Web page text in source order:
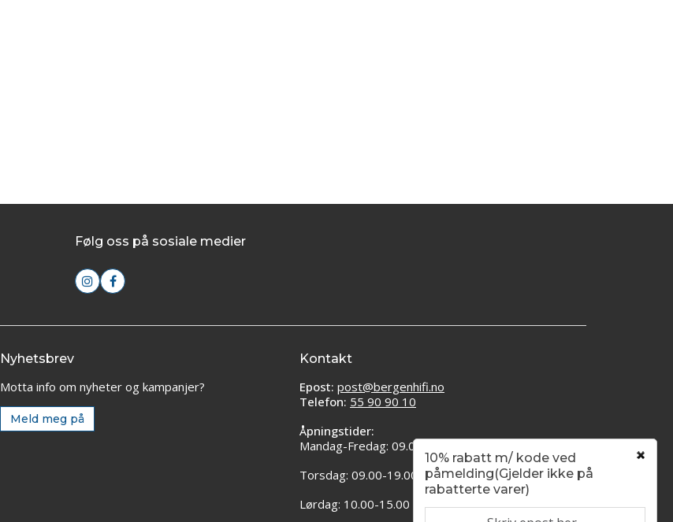
Følg oss på sosiale medier
Nyhetsbrev
Motta info om nyheter og kampanjer?
Meld meg på
Kontakt
Epost: post@bergenhifi.no
Telefon: 55 90 90 10
Åpningstider:
Mandag-Fredag: 09.00-16.00
Torsdag: 09.00-19.00
Lørdag: 10.00-15.00
10% rabatt m/ kode ved
påmelding(Gjelder ikke på
rabatterte varer)